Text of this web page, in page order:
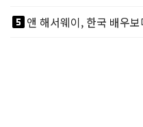
looks_5앤 해서웨이, 한국 배우